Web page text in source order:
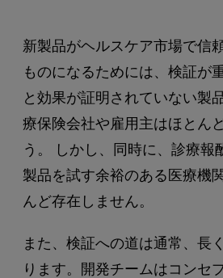
新製品がヘルスケア市場で信
ものになるためには、検証が
と効果が証明されていない製
療保険会社や雇用主はほとん
う。 しかし、同時に、診療報
製品を試す余裕のある医療機
んど存在しません。
また、検証への道は通常、長
ります。開発チームはコンセ